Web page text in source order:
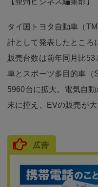
タイ国トヨタ自動車（
計として発表したところ
販売台数は前年同月比
車とスポーツ多目的車（
5960台に拡大。電気自
末に控え、EVの販売が大
広告